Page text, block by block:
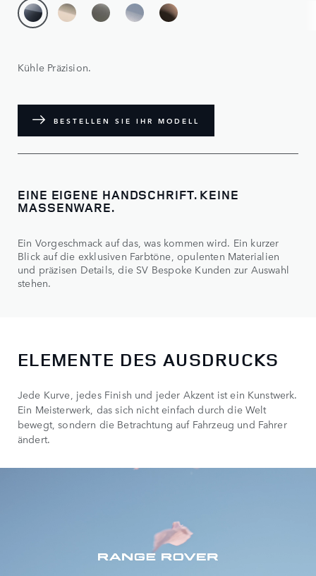
BESTELLEN SIE IHR MODELL
Kühle Präzision.
EINE EIGENE HANDSCHRIFT. KEINE
MASSENWARE.
Ein Vorgeschmack auf das, was kommen wird. Ein kurzer
Blick auf die exklusiven Farbtöne, opulenten Materialien
und präzisen Details, die SV Bespoke Kunden zur Auswahl
stehen.
ELEMENTE DES AUSDRUCKS
Jede Kurve, jedes Finish und jeder Akzent ist ein Kunstwerk.
Ein Meisterwerk, das sich nicht einfach durch die Welt
bewegt, sondern die Betrachtung auf Fahrzeug und Fahrer
ändert.